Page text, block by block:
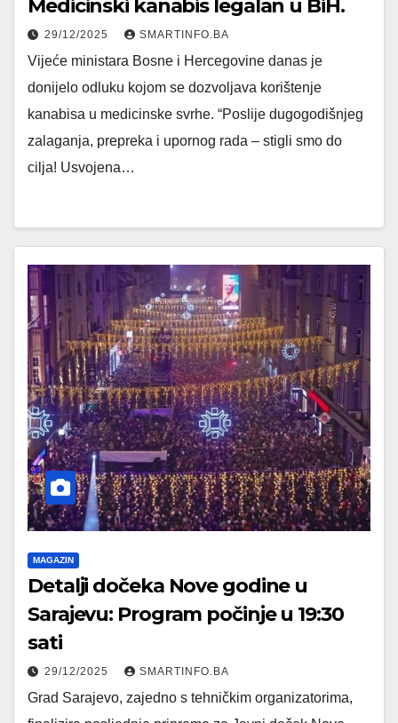
Medicinski kanabis legalan u BiH.
29/12/2025 SMARTINFO.BA
Vijeće ministara Bosne i Hercegovine danas je
donijelo odluku kojom se dozvoljava korištenje
kanabisa u medicinske svrhe. “Poslije dugogodišnjeg
zalaganja, prepreka i upornog rada – stigli smo do
cilja! Usvojena…
MAGAZIN
Detalji dočeka Nove godine u
Sarajevu: Program počinje u 19:30
sati
29/12/2025 SMARTINFO.BA
Grad Sarajevo, zajedno s tehničkim organizatorima,